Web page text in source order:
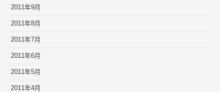
2011年9月
2011年8月
2011年7月
2011年6月
2011年5月
2011年4月